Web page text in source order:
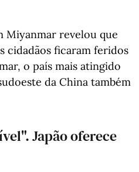
Miyanmar revelou que
cidadãos ficaram feridos
o país mais atingido
da China também
Japão oferece